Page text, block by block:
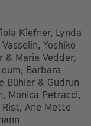
Kiefner, Lynda
Yoshiko
& Maria Vedder,
Barbara
Bühler & Gudrun
Monica Petracci,
Ane Mette